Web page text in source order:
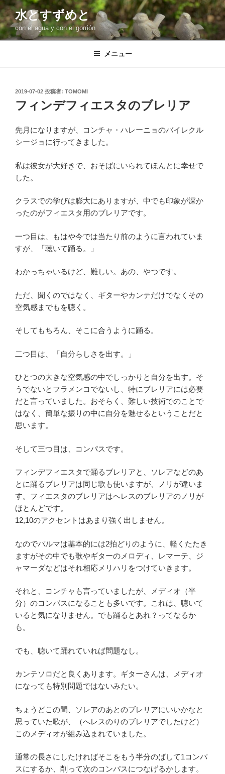
コ
ン
テ
ン
水とすずめと
con el agua y con el gorrión
メニュー
投
稿
日:
2019-07-02 投稿者: TOMOMI
フィンデフィエスタのブレリア
先月になりますが、コンチャ・ハレーニョのバイレクル
シージョに行ってきました。
私は彼女が大好きで、おそばにいられてほんとに幸せで
した。
クラスでの学びは膨大にありますが、中でも印象が深か
ったのがフィエスタ用のブレリアです。
一つ目は、もはや今では当たり前のように言われていま
すが、「聴いて踊る。」
わかっちゃいるけど、難しい。あの、やつです。
ただ、聞くのではなく、ギターやカンテだけでなくその
空気感までもを聴く。
そしてもちろん、そこに合うように踊る。
二つ目は、「自分らしさを出す。」
ひとつの大きな空気感の中でしっかりと自分を出す。そ
うでないとフラメンコでないし、特にブレリアには必要
だと言っていました。おそらく、難しい技術でのことで
はなく、簡単な振りの中に自分を魅せるということだと
思います。
そして三つ目は、コンパスです。
フィンデフィエスタで踊るブレリアと、ソレアなどのあ
とに踊るブレリアは同じ歌も使いますが、ノリが違いま
す。フィエスタのブレリアはへレスのブレリアのノリが
ほとんどです。
12,10のアクセントはあまり強く出しません。
なのでパルマは基本的には2拍どりのように、軽くたたき
ますがその中でも歌やギターのメロディ、レマーテ、ジ
ャマーダなどはそれ相応メリハリをつけていきます。
それと、コンチャも言っていましたが、メディオ（半
分）のコンパスになることも多いです。これは、聴いて
いると気になりません。でも踊るとあれ？ってなるか
も。
でも、聴いて踊れていれば問題なし。
カンテソロだと良くあります。ギターさんは、メディオ
になっても特別問題ではないみたい。
ちょうどこの間、ソレアのあとのブレリアにいいかなと
思っていた歌が、（へレスのりのブレリアでしたけど）
このメディオが組み込まれていました。
通常の長さにしたければそこをもう半分のばして1コンパ
スにするか、削って次のコンパスにつなげるかします。